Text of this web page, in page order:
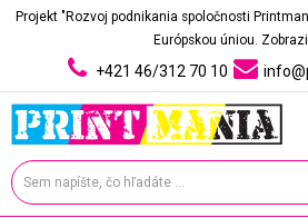
Projekt "Rozvoj podnikania spoločnosti
Európskou úniou.
+421 46/312 70 10